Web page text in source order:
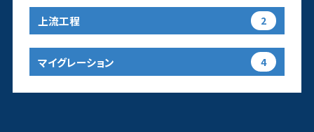
上流工程 2
マイグレーション 4